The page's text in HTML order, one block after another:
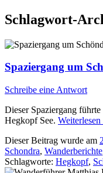
Schlagwort-
Spaziergang um
Schreibe eine Antwort
Dieser Spaziergang
Hegkopf See. Weiterlesen
Dieser Beitrag wurde am
Schondra, Wanderberichte
Schlagworte: Hegkopf,